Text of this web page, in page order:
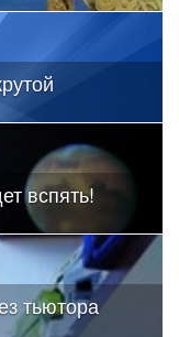
вспять!
тьютора